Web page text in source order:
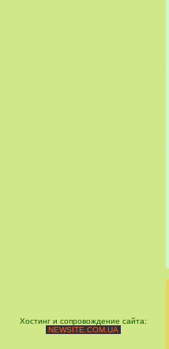
Хостинг и сопровождение сайта:
NEWSITE.COM.UA